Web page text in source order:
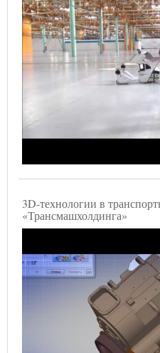
3D-технологии в
«Трансмашхолдинга»